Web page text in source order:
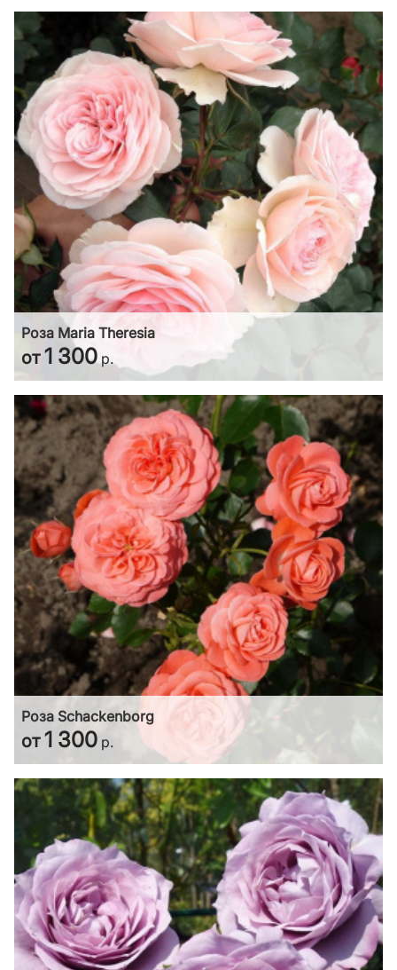
Роза Maria Theresia
от1 300 р.
Роза Schackenborg
от1 300 р.